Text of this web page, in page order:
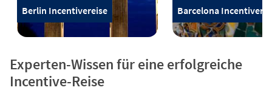
Berlin Incentivereise Barcelona
Experten-Wissen für eine erfolgreiche
Incentive-Reise